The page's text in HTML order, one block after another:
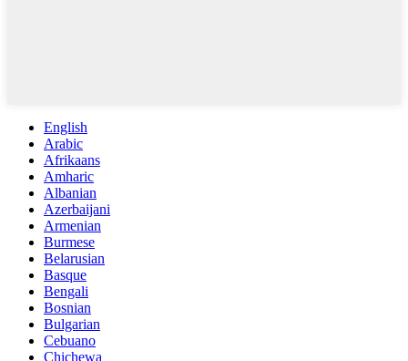
English
Arabic
Afrikaans
Amharic
Albanian
Azerbaijani
Armenian
Burmese
Belarusian
Basque
Bengali
Bosnian
Bulgarian
Cebuano
Chichewa